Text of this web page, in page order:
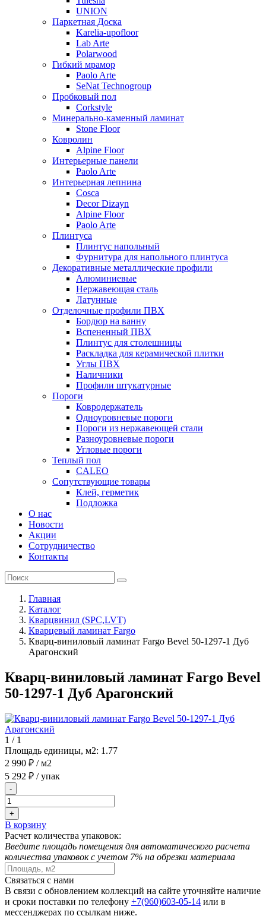
UNION
Паркетная Доска
Karelia-upofloor
Lab Arte
Polarwood
Гибкий мрамор
Paolo Arte
SeNat Technogroup
Пробковый пол
Corkstyle
Минерально-каменный ламинат
Stone Floor
Ковролин
Alpine Floor
Интерьерные панели
Paolo Arte
Интерьерная лепнина
Cosca
Decor Dizayn
Alpine Floor
Paolo Arte
Плинтуса
Плинтус напольный
Фурнитура для напольного плинтуса
Декоративные металлические профили
Алюминиевые
Нержавеющая сталь
Латунные
Отделочные профили ПВХ
Бордюр на ванну
Вспененный ПВХ
Плинтус для столешницы
Раскладка для керамической плитки
Углы ПВХ
Наличники
Профили штукатурные
Пороги
Ковродержатель
Одноуровневые пороги
Пороги из нержавеющей стали
Разноуровневые пороги
Угловые пороги
Теплый пол
CALEO
Сопутствующие товары
Клей, герметик
Подложка
О нас
Новости
Акции
Сотрудничество
Контакты
Главная
Каталог
Кварцвинил (SPC,LVT)
Кварцевый ламинат Fargo
Кварц-виниловый ламинат Fargo Bevel 50-1297-1 Дуб
Арагонский
Кварц-виниловый ламинат Fargo Bevel
50-1297-1 Дуб Арагонский
1 / 1
Площадь единицы, м2: 1.77
2 990 ₽ / м2
5 292 ₽ / упак
-
+
В корзину
Расчет количества упаковок:
Введите площадь помещения для автоматического расчета
количества упаковок с учетом 7% на обрезки материала
Связаться с нами
В связи с обновлением коллекций на сайте уточняйте наличие
и сроки поставки по телефону +7(960)603-05-14 или в
мессенджерах по ссылкам ниже.